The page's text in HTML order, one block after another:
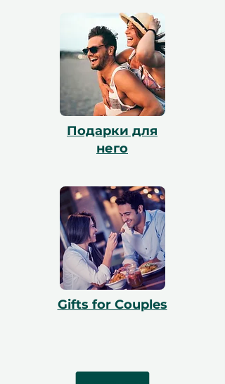
и наша команда поможет с
бронированием. Все сертификаты
действительны в течение 12 месяцев и
включают бесплатный обмен.
Подарки для
него
Gifts for Couples